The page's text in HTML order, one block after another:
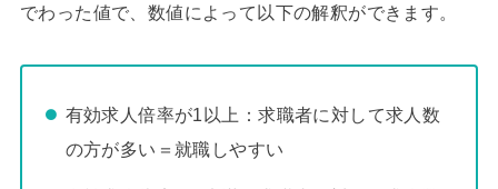
でわった値で、数値によって以下の解釈ができます。
有効求人倍率が1以上：求職者に対して求人数
の方が多い＝就職しやすい